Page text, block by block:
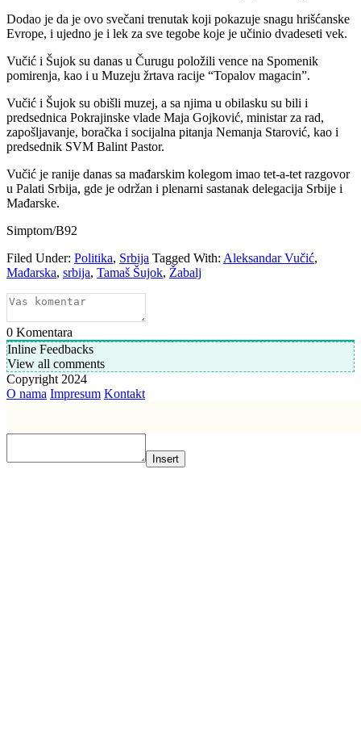
Dodao je da je ovo svečani trenutak koji pokazuje snagu hrišćanske
Evrope, i ujedno je i lek za sve tegobe koje je učinio dvadeseti vek.
Vučić i Šujok su danas u Čurugu položili vence na Spomenik
pomirenja, kao i u Muzeju žrtava racije “Topalov magacin”.
Vučić i Šujok su obišli muzej, a sa njima u obilasku su bili i
predsednica Pokrajinske vlade Maja Gojković, ministar za rad,
zapošljavanje, boračka i socijalna pitanja Nemanja Starović, kao i
predsednik SVM Balint Pastor.
Vučić je ranije danas sa mađarskim kolegom imao tet-a-tet razgovor
u Palati Srbija, gde je održan i plenarni sastanak delegacija Srbije i
Mađarske.
Simptom/B92
Filed Under: Politika, Srbija Tagged With: Aleksandar Vučić,
Mađarska, srbija, Tamaš Šujok, Žabalj
0 Komentara
Inline Feedbacks
View all comments
Copyright 2024
O nama Impresum Kontakt
Insert